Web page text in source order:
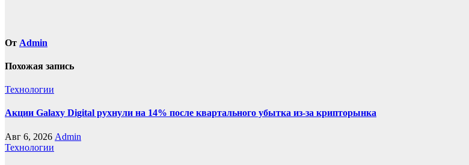
От Admin
Похожая запись
Технологии
Акции Galaxy Digital рухнули на 14% после квартального убытка из-за крипторынка
Авг 6, 2026 Admin
Технологии